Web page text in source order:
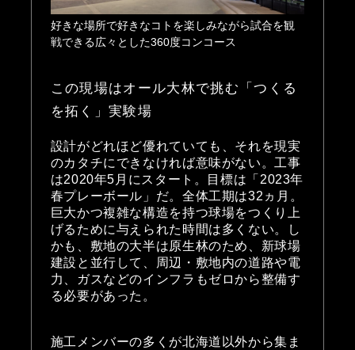
好きな場所で好きなコトを楽しみながら試合を観
戦できる広々とした360度コンコース
この現場はオール大林で挑む「つくる
を拓く」実験場
設計がどれほど優れていても、それを現実
のカタチにできなければ意味がない。工事
は2020年5月にスタート。目標は「2023年
春プレーボール」だ。全体工期は32ヵ月。
巨大かつ複雑な構造を持つ球場をつくり上
げるために与えられた時間は多くない。し
かも、敷地の大半は原生林のため、新球場
建設と並行して、周辺・敷地内の道路や電
力、ガスなどのインフラもゼロから整備す
る必要があった。
施工メンバーの多くが北海道以外から集ま